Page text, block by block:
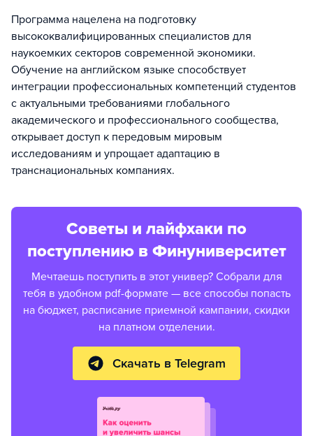
Программа нацелена на подготовку
высококвалифицированных специалистов для
наукоемких секторов современной экономики.
Обучение на английском языке способствует
интеграции профессиональных компетенций студентов
с актуальными требованиями глобального
академического и профессионального сообщества,
открывает доступ к передовым мировым
исследованиям и упрощает адаптацию в
транснациональных компаниях.
Советы и лайфхаки по
поступлению в Финуниверситет
Мечтаешь поступить в этот универ? Собрали для
тебя в удобном pdf-формате — все способы попасть
на бюджет, расписание приемной кампании, скидки
на платном отделении.
Скачать в Telegram